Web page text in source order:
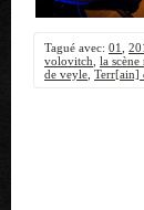
Tagué avec: 01
volovitch la scène
de veyle Terr[ain]